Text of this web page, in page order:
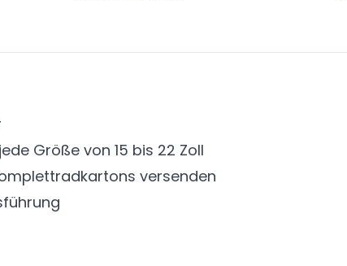
Größe von 15 bis 22 Zoll
versenden